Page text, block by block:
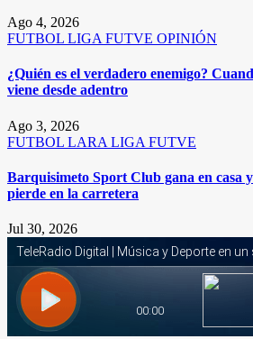
Ago 4, 2026
FUTBOL LIGA FUTVE OPINIÓN
¿Quién es el verdadero enemigo?
viene desde adentro
Ago 3, 2026
FUTBOL LARA LIGA FUTVE
Barquisimeto Sport Club gana en casa
pierde en la carretera
Jul 30, 2026